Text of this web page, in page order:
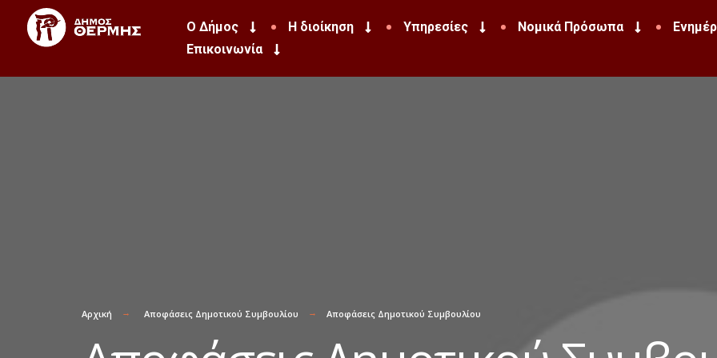
Ο Δήμος Η διοίκηση Υπηρεσίες Νομικά Πρόσωπα
Επικοινωνία
Αρχική Αποφάσεις Δημοτικού Συμβουλίου Αποφάσεις Δημοτικού Συμβουλίου